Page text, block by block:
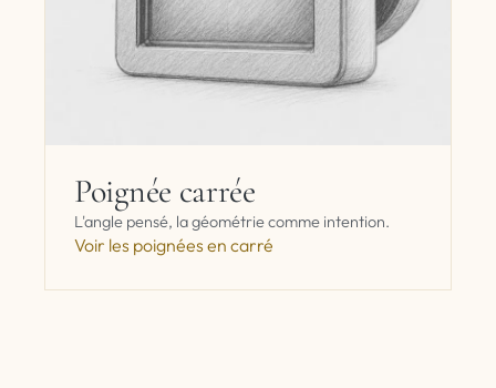
Poignée carrée
L'angle pensé, la géométrie comme intention.
Voir les poignées en carré